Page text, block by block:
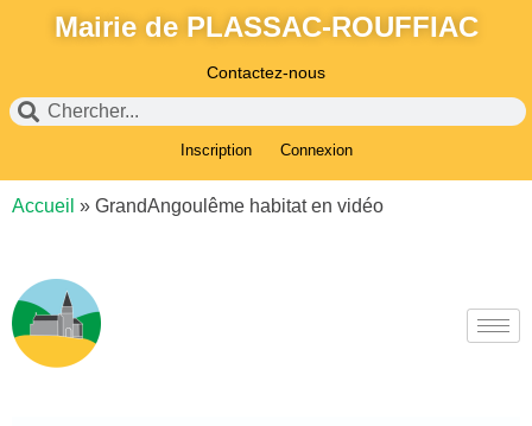
Mairie de PLASSAC-ROUFFIAC
Contactez-nous
Inscription Connexion
Accueil » GrandAngoulême habitat en vidéo